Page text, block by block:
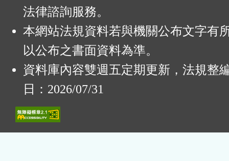
法律諮詢服務。
本網站法規資料若與機關公布文字有
以公布之書面資料為準。
資料庫內容雙週五定期更新，法規整
日：2026/07/31